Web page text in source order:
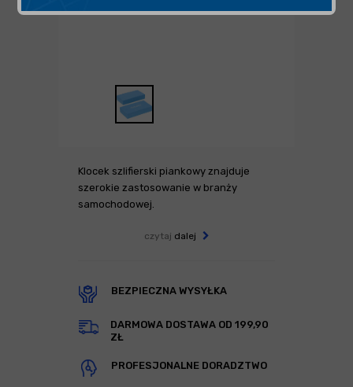
Klocek szlifierski piankowy znajduje
szerokie zastosowanie w branży
samochodowej.
czytaj dalej
BEZPIECZNA WYSYŁKA
DARMOWA DOSTAWA OD 199,90
ZŁ
PROFESJONALNE DORADZTWO